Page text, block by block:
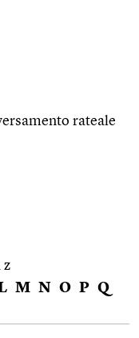
rateale
z
M N O P Q